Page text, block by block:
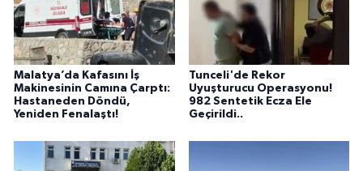
Malatya’da Kafasını İş
Makinesinin Camına Çarptı:
Hastaneden Döndü,
Yeniden Fenalaştı!
Tunceli'de Rekor
Uyuşturucu Operasyonu!
982 Sentetik Ecza Ele
Geçirildi..